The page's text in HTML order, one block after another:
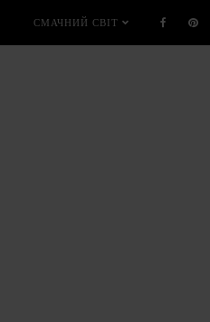
СМАЧНИЙ СВІТ